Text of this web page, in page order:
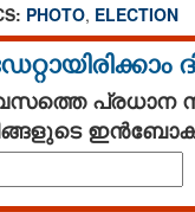
PHOTO, ELECTION
പ്രധാന